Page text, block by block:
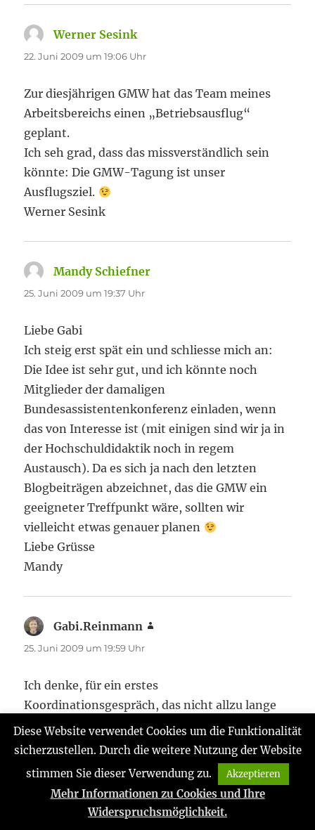
Werner Sesinksagt:
22. Juni 2009 um 19:06 Uhr
Zur diesjährigen GMW hat das Team meines
Arbeitsbereichs einen „Betriebsausflug“
geplant.
Ich seh grad, dass das missverständlich sein
könnte: Die GMW-Tagung ist unser
Ausflugsziel.
Werner Sesink
Mandy Schiefner
25. Juni 2009 um 19:37 Uhr
Liebe Gabi
Ich steig erst spät ein und schliesse mich an:
Die Idee ist sehr gut, und ich könnte noch
Mitglieder der damaligen
Bundesassistentenkonferenz einladen, wenn
das von Interesse ist (mit einigen sind wir ja in
der Hochschuldidaktik noch in regem
Austausch). Da es sich ja nach den letzten
Blogbeiträgen abzeichnet, das die GMW ein
geeigneter Treffpunkt wäre, sollten wir
vielleicht etwas genauer planen
Liebe Grüsse
Mandy
Gabi.Reinmann
25. Juni 2009 um 19:59 Uhr
Ich denke, für ein erstes
Koordinationsgespräch, das nicht allzu lange
dauert, sollte das auf der GMW machbar sein.
Ich werde demnächst einen Vorschlag machen.
Diese Website verwendet Cookies um die Funktionalität
sicherzustellen. Durch die weitere Nutzung der Website
stimmen Sie dieser Verwendung zu.
Akzeptieren
Mehr Informationen zu Cookies und Ihre
Widerspruchsmöglichkeit.